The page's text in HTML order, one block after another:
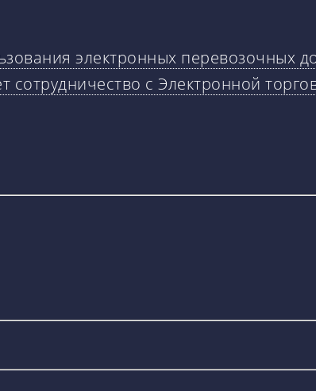
электронных перевозочных
сотрудничество с Электронной